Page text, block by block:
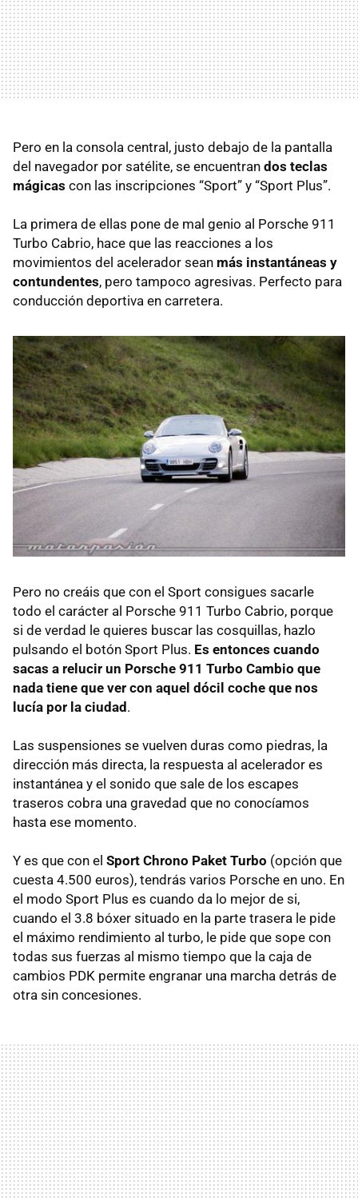
Pero en la consola central, justo debajo de la pantalla
del navegador por satélite, se encuentran dos teclas
mágicas con las inscripciones “Sport” y “Sport Plus”.
La primera de ellas pone de mal genio al Porsche 911
Turbo Cabrio, hace que las reacciones a los
movimientos del acelerador sean más instantáneas y
contundentes, pero tampoco agresivas. Perfecto para
conducción deportiva en carretera.
Pero no creáis que con el Sport consigues sacarle
todo el carácter al Porsche 911 Turbo Cabrio, porque
si de verdad le quieres buscar las cosquillas, hazlo
pulsando el botón Sport Plus. Es entonces cuando
sacas a relucir un Porsche 911 Turbo Cambio que
nada tiene que ver con aquel dócil coche que nos
lucía por la ciudad.
Las suspensiones se vuelven duras como piedras, la
dirección más directa, la respuesta al acelerador es
instantánea y el sonido que sale de los escapes
traseros cobra una gravedad que no conocíamos
hasta ese momento.
Y es que con el Sport Chrono Paket Turbo (opción que
cuesta 4.500 euros), tendrás varios Porsche en uno. En
el modo Sport Plus es cuando da lo mejor de si,
cuando el 3.8 bóxer situado en la parte trasera le pide
el máximo rendimiento al turbo, le pide que sope con
todas sus fuerzas al mismo tiempo que la caja de
cambios PDK permite engranar una marcha detrás de
otra sin concesiones.